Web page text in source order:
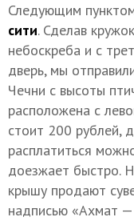
Следующим
сити. Сделав
небоскреба и с
дверь, мы
Чечни с высоты
расположена с
стоит 200 рублей,
расплатиться
доезжает быстро.
крышу продают
надписью «Ахмат —